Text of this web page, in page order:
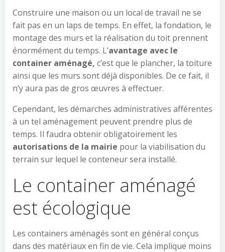
Construire une maison ou un local de travail ne se
fait pas en un laps de temps. En effet, la fondation, le
montage des murs et la réalisation du toit prennent
énormément du temps. L’avantage avec le
container aménagé, c’est que le plancher, la toiture
ainsi que les murs sont déjà disponibles. De ce fait, il
n’y aura pas de gros œuvres à effectuer.
Cependant, les démarches administratives afférentes
à un tel aménagement peuvent prendre plus de
temps. Il faudra obtenir obligatoirement les
autorisations de la mairie pour la viabilisation du
terrain sur lequel le conteneur sera installé.
Le container aménagé
est écologique
Les containers aménagés sont en général conçus
dans des matériaux en fin de vie. Cela implique moins